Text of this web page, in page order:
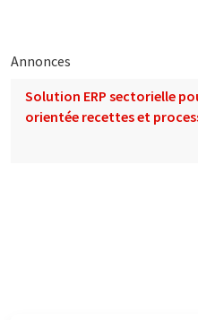
Annonces
Solution ERP sectorielle
orientée recettes et